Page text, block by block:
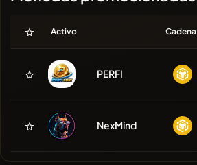
Activo Cadena
PERFI
NexMind